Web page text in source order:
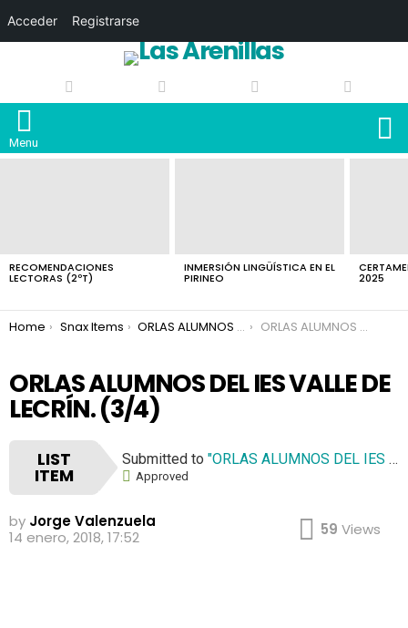
Menu
RECOMENDACIONES
LECTORAS (2ºT)
INMERSIÓN LINGÜÍSTICA EN EL
PIRINEO 2025
You are here:
Home Snax Items ORLAS ALUMNOS DEL IES VALLE DE LECRÍN. ORLAS ALUMNOS DEL IES VALLE DE LECRÍN.
ORLAS ALUMNOS DEL IES VALLE DE
LECRÍN. (3/4)
LIST
ITEM
Submitted to "ORLAS ALUMNOS DEL IES VALLE DE LECRÍN."
Approved
by Jorge Valenzuela
14 enero, 2018, 17:52
59 Views
Acceder Registrarse